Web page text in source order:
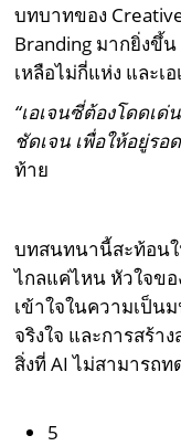
บทบาทของ
Branding มากยิ่งขึ้
เหลือไม่กี่แห่ง และเ
“เอเจนซี่ต้องโดดเ
ชัดเจน เพื่อให้อยู่ร
ท้าย
บทสนทนานี้สะท้อน
ไกลแค่ไหน หัวใจข
เข้าใจในความเป็น
จริงใจ และการสร้า
สิ่งที่ AI ไม่สามารถ
5